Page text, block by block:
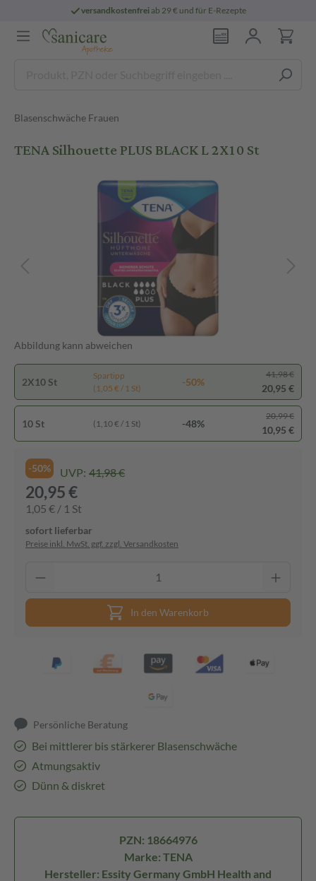
versandkostenfreiab 29 € und für E-Rezepte
Blasenschwäche Frauen
TENA Silhouette PLUS BLACK L 2X10 St
Abbildung kann abweichen
2X10 St
Spartipp
(1,05 € / 1 St)
-50%
41,98 €
20,95 €
10 St (1,10 € / 1 St) -48%
20,99 €
10,95 €
-50% UVP: 41,98 €
20,95 €
1,05 € / 1 St
sofort lieferbar
Preise inkl. MwSt. ggf. zzgl. Versandkosten
In den Warenkorb
Persönliche Beratung
Bei mittlerer bis stärkerer Blasenschwäche
Atmungsaktiv
Dünn & diskret
PZN: 18664976
Marke: TENA
Hersteller: Essity Germany GmbH Health and